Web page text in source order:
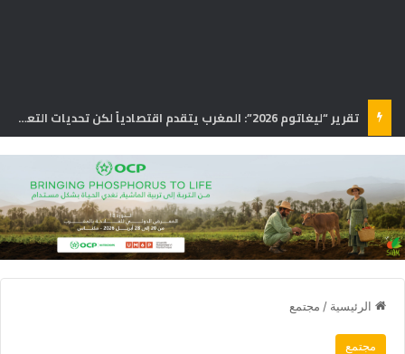
تقرير “ليغاتوم 2026”: المغرب يتقدم اقتصادياً لكن تحديات التعليم والصحة تعرقل الازدهار
الرئيسية / مجتمع
مجتمع